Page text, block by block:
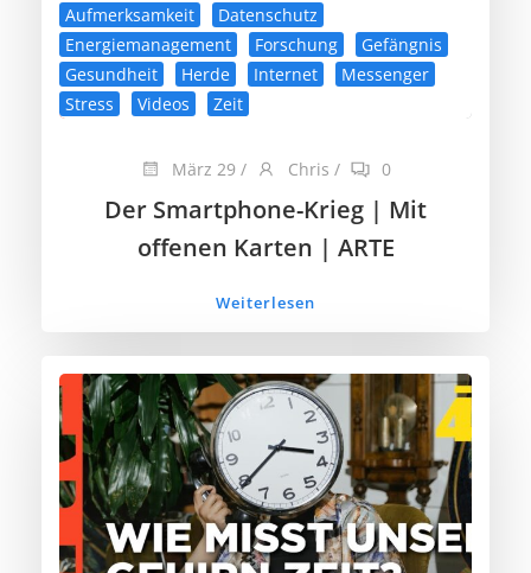
Aufmerksamkeit
Datenschutz
Energiemanagement
Forschung
Gefängnis
Gesundheit
Herde Internet
Messenger
Stress
Videos Zeit
März 29 / Chris / 0
Der Smartphone-Krieg | Mit
offenen Karten | ARTE
Weiterlesen